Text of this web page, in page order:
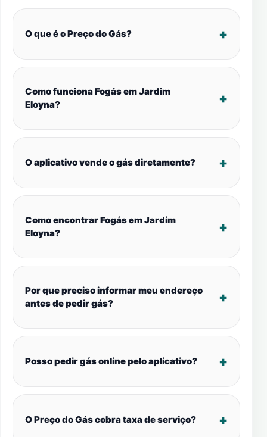
O que é o Preço do Gás?
Como funciona Fogás em Jardim
Eloyna?
O aplicativo vende o gás diretamente?
Como encontrar Fogás em Jardim
Eloyna?
Por que preciso informar meu endereço
antes de pedir gás?
Posso pedir gás online pelo aplicativo?
O Preço do Gás cobra taxa de serviço?